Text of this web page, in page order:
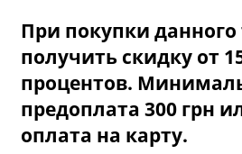
При покупки
получить скидку от
процентов.
предоплата 300 грн
оплата на карту.